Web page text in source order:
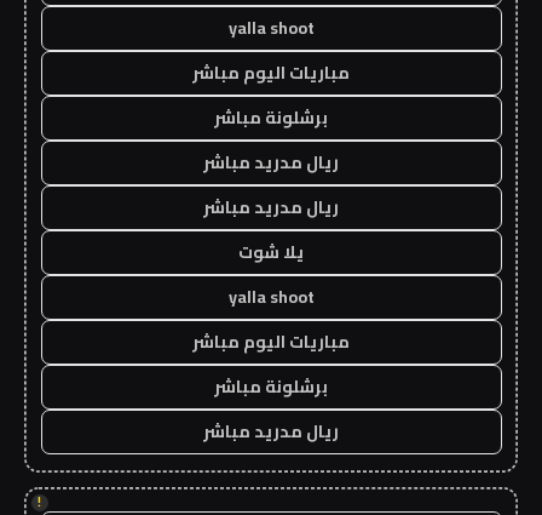
yalla shoot
مباريات اليوم مباشر
برشلونة مباشر
ريال مدريد مباشر
ريال مدريد مباشر
يلا شوت
yalla shoot
مباريات اليوم مباشر
برشلونة مباشر
ريال مدريد مباشر
!